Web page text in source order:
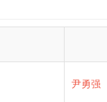
尹勇强